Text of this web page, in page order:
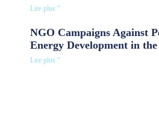
Lire plus "
NGO Campaigns Against
Energy Development in
Lire plus "